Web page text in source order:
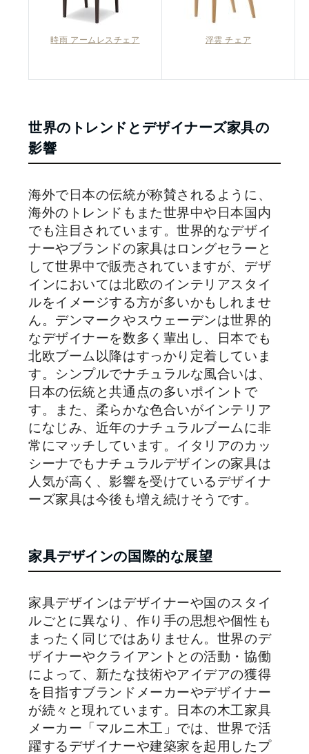
時雨 アームレスチェア 浮雲 チェア
世界のトレンドとデザイナーズ家具の
影響
海外で日本の伝統が称賛されるように、
海外のトレンドもまた世界中や日本国内
でも注目されています。世界的なデザイ
ナーやブランドの家具はロングセラーと
して世界中で販売されていますが、デザ
インにおいては北欧のインテリアスタイ
ルをイメージする方が多いかもしれませ
ん。デンマークやスウェーデンは世界的
なデザイナーを数多く輩出し、日本でも
北欧ブーム以降はすっかり定着していま
す。シンプルでナチュラルな風合いは、
日本の伝統と共通点の多いポイントで
す。また、柔らかな色合いがインテリア
になじみ、近年のナチュラルブームに非
常にマッチしています。イタリアのカッ
シーナでもナチュラルデザインの家具は
人気が高く、影響を受けているデザイナ
ーズ家具は今後も増え続けそうです。
家具デザインの国際的な展望
家具デザインはデザイナーや国のスタイ
ルごとに異なり、作り手の思想や個性も
まったく同じではありません。世界のデ
ザイナーやクライアントとの活動・協働
によって、新たな技術やアイデアの獲得
を目指すブランドメーカーやデザイナー
が続々と現れています。日本の木工家具
メーカー「マルニ木工」では、世界で活
躍するデザイナーや建築家を起用したプ